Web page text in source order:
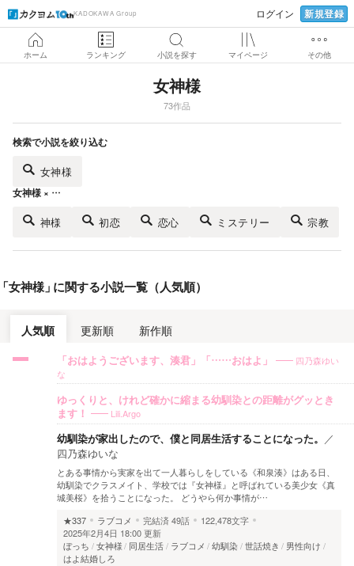
KADOKAWA Group ログイン 新規登録
ホーム ランキング 小説を探す マイページ その他
女神様
73作品
検索で小説を絞り込む
女神様
女神様 × …
神様 初恋 恋心 ミステリー 宗教
女神様」に関する小説一覧（人気順）
人気順 更新順 新作順
「おはようございます、湊君」「……おはよ」
四乃森ゆい
な
ゆっくりと、けれど確かに縮まる幼馴染との距離がグッとき
ます！
Lili.Argo
幼馴染が家出したので、僕と同居生活することになった。 ／
四乃森ゆいな
とある事情から実家を出て一人暮らしをしている《和泉湊》はある日、
幼馴染でクラスメイト、学校では『女神様』と呼ばれている美少女《真
城美桜》を拾うことになった。 どうやら何か事情が…
★337
ラブコメ 完結済49話
122,478文字
2025年2月4日 18:00 更新
ぼっち
女神様 同居生活 ラブコメ 幼馴染 世話焼き
男性向け
はよ結婚しろ